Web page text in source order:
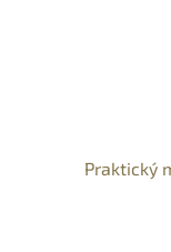
Praktický